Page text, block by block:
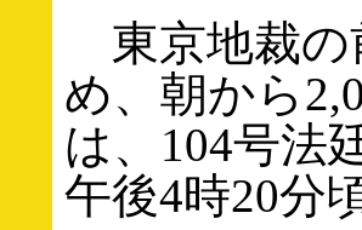
東京地裁の
め、朝から
は、104号法
午後4時20分